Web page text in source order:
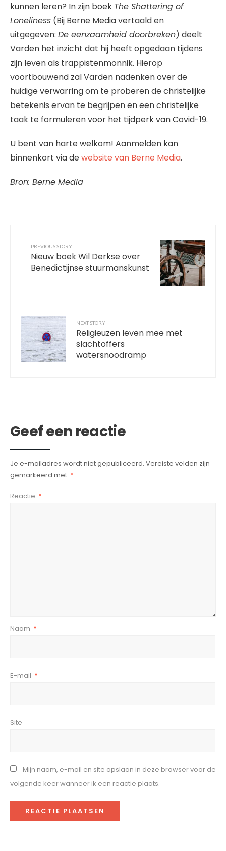
kunnen leren? In zijn boek The Shattering of
Loneliness (Bij Berne Media vertaald en
uitgegeven: De eenzaamheid doorbreken) deelt
Varden het inzicht dat hij heeft opgedaan tijdens
zijn leven als trappistenmonnik. Hierop
voortbouwend zal Varden nadenken over de
huidige verwarring om te proberen de christelijke
betekenis ervan te begrijpen en een christelijke
taak te formuleren voor het tijdperk van Covid-19.
U bent van harte welkom! Aanmelden kan
binnenkort via dewebsite van Berne Media.
Bron: Berne Media
PREVIOUS STORY
Nieuw boek Wil Derkse over
Benedictijnse stuurmanskunst
NEXT STORY
Religieuzen leven mee met
slachtoffers
watersnoodramp
Geef een reactie
Je e-mailadres wordt niet gepubliceerd. Vereiste velden zijn
gemarkeerd met *
Reactie *
Naam *
E-mail *
Site
Mijn naam, e-mail en site opslaan in deze browser voor de
volgende keer wanneer ik een reactie plaats.